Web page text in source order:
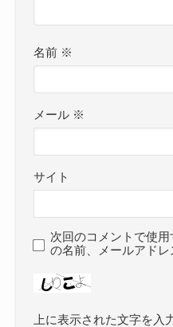
名前 ※
メール ※
サイト
次回のコメントで使
の名前、メールアドレ
上に表示された文字を入